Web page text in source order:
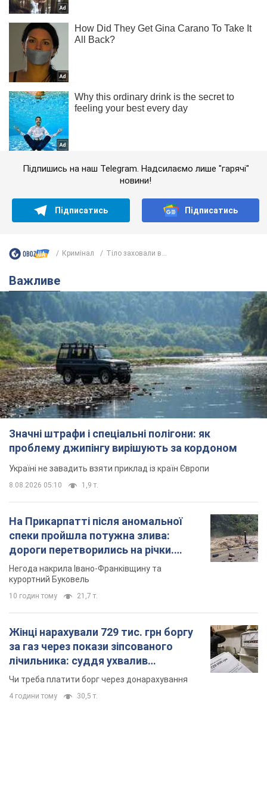
Підпишись на наш Telegram. Надсилаємо лише "гарячі"
новини!
Підписатись Підписатись
Кримінал Тіло заховали в...
Важливе
Значні штрафи і спеціальні полігони: як
проблему джипінгу вирішують за кордоном
Україні не завадить взяти приклад із країн Європи
8.08.2026 05:10 1,9 т.
На Прикарпатті після аномальної
спеки пройшла потужна злива:
дороги перетворились на річки.
Відео
Негода накрила Івано-Франківщину та
курортний Буковель
10 годин тому 21,7 т.
Жінці нарахували 729 тис. грн боргу
за газ через покази зіпсованого
лічильника: суддя ухвалив
неочікуване рішення
Чи треба платити борг через донарахування
4 години тому 30,5 т.